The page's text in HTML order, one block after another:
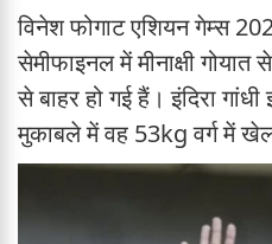
विनेश फोगाट एशियन गेम्स
सेमीफाइनल में मीनाक्षी गोयात
से बाहर हो गई हैं। इंदिरा
मुकाबले में वह 53kg वर्ग में